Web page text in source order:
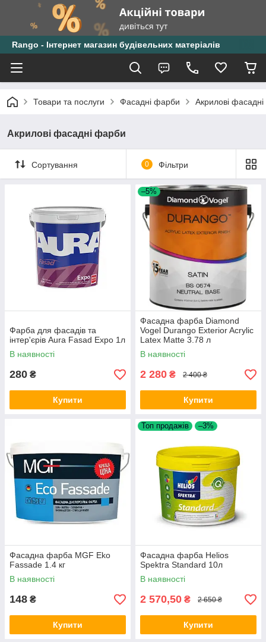
Rango - Інтернет магазин будівельних матеріалів
Товари та послуги Фасадні фарби Акрилові
Акрилові фасадні фарби
Сортування 0 Фільтри
Фарба для фасадів та
інтер'єрів Aura Fasad Expo 1л
В наявності
280 ₴
Купити
–5%
Фасадна фарба Diamond
Vogel Durango Exterior Acrylic
Latex Matte 3.78 л
В наявності
2 280 ₴ 2 400 ₴
Купити
Фасадна фарба MGF Eko
Fassade 1.4 кг
В наявності
148 ₴
Купити
Топ продажів –3%
Фасадна фарба Helios
Spektra Standard 10л
В наявності
2 570,50 ₴ 2 650 ₴
Купити